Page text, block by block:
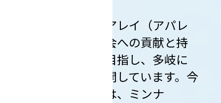
ティンパンアレイ（アパレ
ル）は、地域社会への貢献と持
続可能な発展を目指し、多岐に
わたる活動を展開しています。今
回の取り組みでは、ミンナ